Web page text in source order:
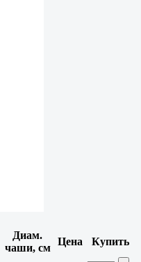
Диам.
чаши, см
Цена Купить